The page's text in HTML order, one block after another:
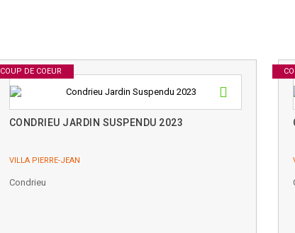
COUP DE COEUR
CONDRIEU JARDIN SUSPENDU 2023
VILLA PIERRE-JEAN
Condrieu